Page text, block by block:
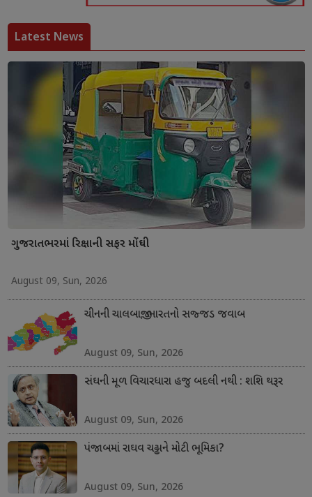
Latest News
ગુજરાતભરમાં રિક્ષાની સફર મોંઘી
August 09, Sun, 2026
ચીનની ચાલબાજી; ભારતનો સજ્જડ જવાબ
August 09, Sun, 2026
સંઘની મૂળ વિચારધારા હજુ બદલી નથી : શશિ થરૂર
August 09, Sun, 2026
પંજાબમાં રાઘવ ચઢ્ઢાને મોટી ભૂમિકા?
August 09, Sun, 2026